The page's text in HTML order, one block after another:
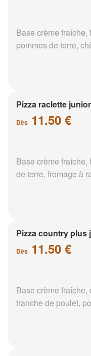
Base crème
pommes de terre,
Pizza raclette junior
Dès 11.50 €
Base crème
de terre, fromage à
Pizza country plus
Dès 11.50 €
Base crème
tranche de poulet,